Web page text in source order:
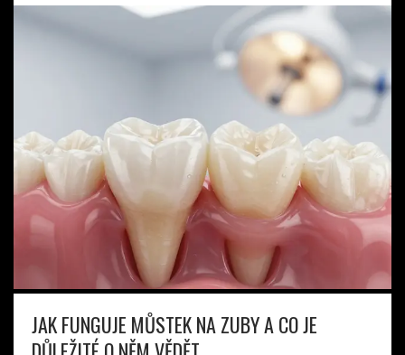
JAK FUNGUJE MŮSTEK NA ZUBY A CO JE